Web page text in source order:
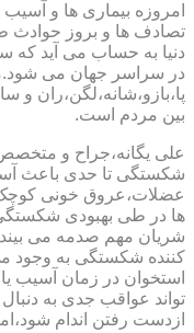
امروزه بیماری ها و آسیب
تصادف ها و بروز حوادث
دنیا به حساب می آید که
در سراسر جهان می
پا،بازو،شانه،لگن،ران و
بین مردم است.
علی یگانه،جراح و
شکستگی تا حدی باعث
عضلات،عروق خونی کوچک
ها در طی بهبودی شکستگی
شریان مهم صدمه می
کننده شکستگی به وجود می
استخوان در زمان آسیب
تواند عواقب جدی به
ازدست رفتن اندام